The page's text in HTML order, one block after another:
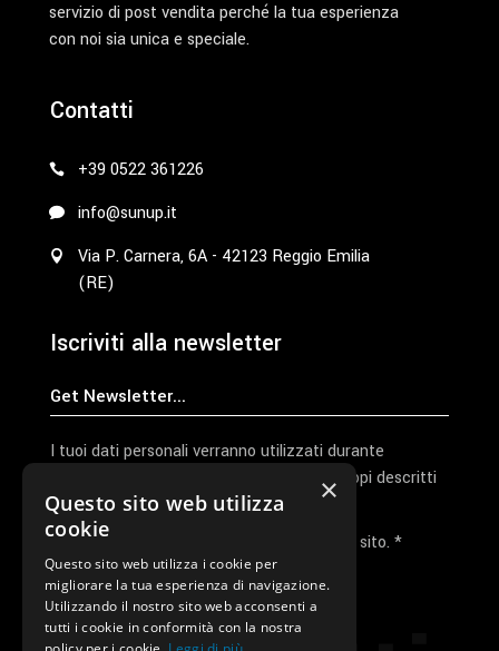
servizio di post vendita perché la tua esperienza
con noi sia unica e speciale.
Contatti
+39 0522 361226
info@sunup.it
Via P. Carnera, 6A - 42123 Reggio Emilia
(RE)
Iscriviti alla newsletter
I tuoi dati personali verranno utilizzati durante
l'elaborazione della richiesta e per altri scopi descritti
nella nostraprivacy policy
Ho letto e accetto la privacy policy del sito. *
Invia I Dati
×
Questo sito web utilizza
cookie
Questo sito web utilizza i cookie per
migliorare la tua esperienza di navigazione.
Utilizzando il nostro sito web acconsenti a
tutti i cookie in conformità con la nostra